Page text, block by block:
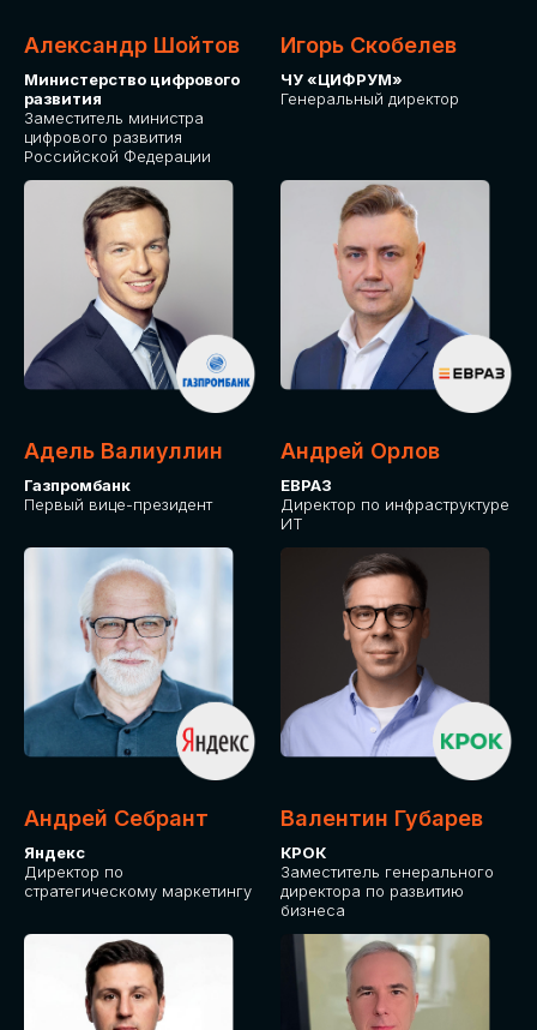
Александр Шойтов
Министерство цифрового
развития
Заместитель министра
цифрового развития
Российской Федерации
Игорь Скобелев
ЧУ «ЦИФРУМ»
Генеральный директор
Адель Валиуллин
Газпромбанк
Первый вице-президент
Андрей Орлов
ЕВРАЗ
Директор по инфраструктуре
ИТ
Андрей Себрант
Яндекс
Директор по
стратегическому маркетингу
Валентин Губарев
КРОК
Заместитель генерального
директора по развитию
бизнеса